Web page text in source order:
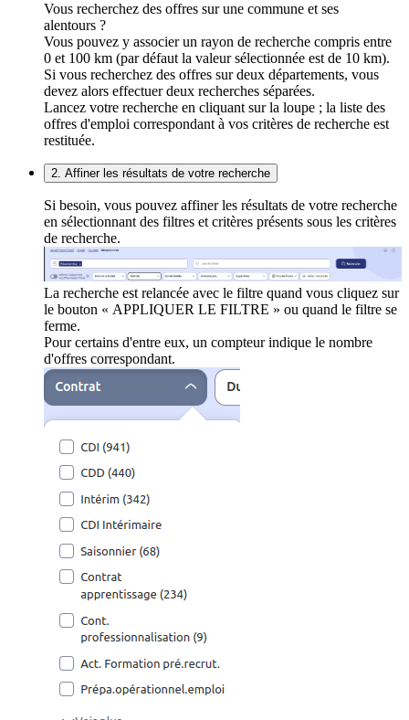
Vous recherchez des offres sur une commune et ses
alentours ?
Vous pouvez y associer un rayon de recherche compris entre
0 et 100 km (par défaut la valeur sélectionnée est de 10 km).
Si vous recherchez des offres sur deux départements, vous
devez alors effectuer deux recherches séparées.
Lancez votre recherche en cliquant sur la loupe ; la liste des
offres d'emploi correspondant à vos critères de recherche est
restituée.
2. Affiner les résultats de votre recherche
Si besoin, vous pouvez affiner les résultats de votre recherche
en sélectionnant des filtres et critères présents sous les critères
de recherche.
La recherche est relancée avec le filtre quand vous cliquez sur
le bouton « APPLIQUER LE FILTRE » ou quand le filtre se
ferme.
Pour certains d'entre eux, un compteur indique le nombre
d'offres correspondant.